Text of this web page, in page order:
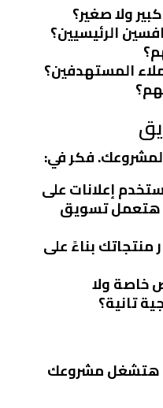
ولا صغير؟
الرئيسيين؟
المستهدفين؟
فكر في:
إعلانات على
هتعمل تسويق
بناءً على
خاصة ولا
تانية؟
هتشغل مشروعك